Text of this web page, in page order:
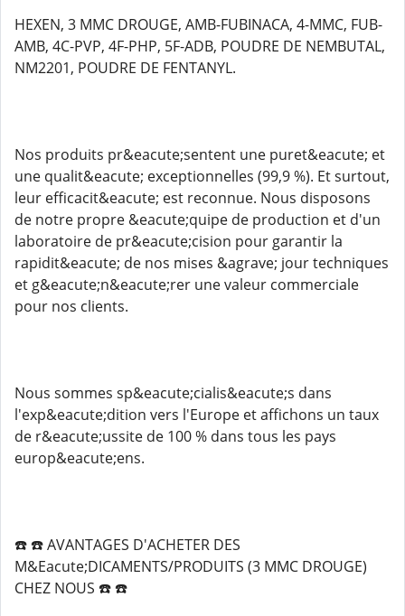
HEXEN, 3 MMC DROUGE, AMB-FUBINACA, 4-MMC, FUB-
AMB, 4C-PVP, 4F-PHP, 5F-ADB, POUDRE DE NEMBUTAL,
NM2201, POUDRE DE FENTANYL.
Nos produits pr&eacute;sentent une puret&eacute; et
une qualit&eacute; exceptionnelles (99,9 %). Et surtout,
leur efficacit&eacute; est reconnue. Nous disposons
de notre propre &eacute;quipe de production et d'un
laboratoire de pr&eacute;cision pour garantir la
rapidit&eacute; de nos mises &agrave; jour techniques
et g&eacute;n&eacute;rer une valeur commerciale
pour nos clients.
Nous sommes sp&eacute;cialis&eacute;s dans
l'exp&eacute;dition vers l'Europe et affichons un taux
de r&eacute;ussite de 100 % dans tous les pays
europ&eacute;ens.
☎️ ☎️ AVANTAGES D'ACHETER DES
M&Eacute;DICAMENTS/PRODUITS (3 MMC DROUGE)
CHEZ NOUS ☎️ ☎️